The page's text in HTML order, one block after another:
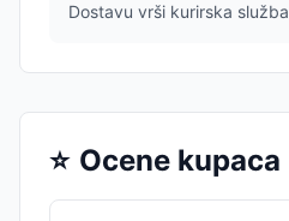
Dostavu vrši kurirska služba
⭐ Ocene kupaca